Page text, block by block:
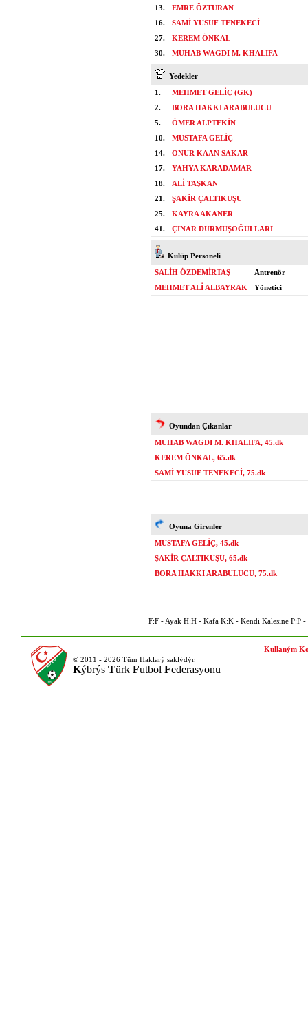
13.
EMRE ÖZTURAN
16.
SAMİ YUSUF TENEKECİ
27.
KEREM ÖNKAL
30.
MUHAB WAGDI M. KHALIFA
Yedekler
1.
MEHMET GELİÇ (GK)
2.
BORA HAKKI ARABULUCU
5.
ÖMER ALPTEKİN
10.
MUSTAFA GELİÇ
14.
ONUR KAAN SAKAR
17.
YAHYA KARADAMAR
18.
ALİ TAŞKAN
21.
ŞAKİR ÇALTIKUŞU
25.
KAYRA AKANER
41.
ÇINAR DURMUŞOĞULLARI
Kulüp Personeli
SALİH ÖZDEMİRTAŞ
Antrenör
MEHMET ALİ ALBAYRAK
Yönetici
Oyundan Çıkanlar
MUHAB WAGDI M. KHALIFA, 45.dk
KEREM ÖNKAL, 65.dk
SAMİ YUSUF TENEKECİ, 75.dk
Oyuna Girenler
MUSTAFA GELİÇ, 45.dk
ŞAKİR ÇALTIKUŞU, 65.dk
BORA HAKKI ARABULUCU, 75.dk
F:F - Ayak H:H - Kafa K:K - Kendi Kalesine P:P -
© 2011 - 2026 Tüm Haklarý saklýdýr.
Kýbrýs Türk Futbol Federasyonu
Kullaným